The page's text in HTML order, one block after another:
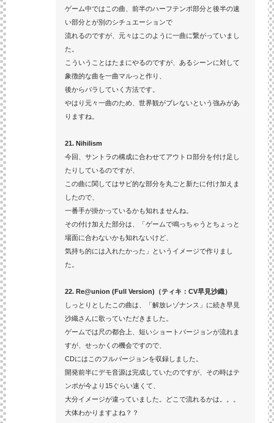
ゲーム中ではこの曲、前半のハーフテンポ部分と後半の速
い部分とが別のシチュエーションで
流れるのですが、元々はこのように一曲に繋がっていまし
た。
こういうことはたまにやるのですが、あるシーンに対して
象徴的な曲を一曲マルっと作り、
後からバラしていく方法です。
やはり元々一曲のため、世界観がブレないという強みがあ
りますね。
21. Nihilism
今回、サントラの構成に合わせてアウトロ部分を付け足し
たりしているのですが、
この曲に関してはサビ的な部分を丸ごと新たに付け加えま
したので、
一番手が掛かっているかも知れませんね。
その付け加えた部分は、「ゲームで鳴っちゃうとちょっと
場面に合わないかも知れないけど、
気持ち的には入れたかった」というイメージで作りまし
た。
22. Re@union (Full Version)（ティキ：CV早見沙織）
しっとりとしたこの曲は、「解放レゾナンス」に続き早見
沙織さんに歌っていただきました。
ゲームでは尺の都合上、短いショートバージョンが流れま
すが、せっかくの機会ですので、
CDにはこのフルバージョンを収録しました。
開発前半にデモ音源は完成していたのですが、その時はテ
ンポが今より15ぐらい速くて、
大分イメージが違っていました。どこで流れるかは。。。
大体わかりますよね？？